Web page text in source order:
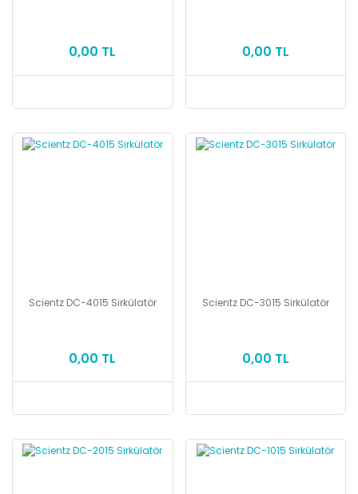
0,00 TL 0,00 TL
Scientz DC-4015 Sirkülatör
0,00 TL
Scientz DC-3015 Sirkülatör
0,00 TL